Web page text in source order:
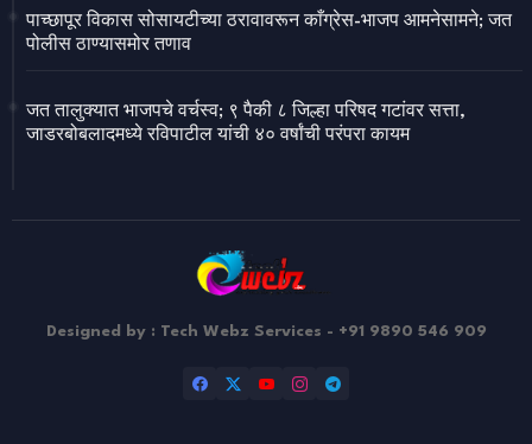
पाच्छापूर विकास सोसायटीच्या ठरावावरून काँग्रेस-भाजप आमनेसामने; जत
पोलीस ठाण्यासमोर तणाव
जत तालुक्यात भाजपचे वर्चस्व; ९ पैकी ८ जिल्हा परिषद गटांवर सत्ता,
जाडरबोबलादमध्ये रविपाटील यांची ४० वर्षांची परंपरा कायम
Designed by : Tech Webz Services - +91 9890 546 909